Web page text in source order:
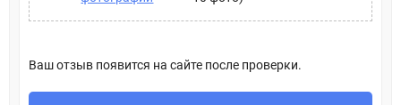
Ваш отзыв появится на сайте после проверки.